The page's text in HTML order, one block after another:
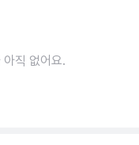
직 없어요.